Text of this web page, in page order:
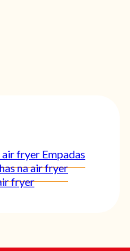
air fryer Empadas
na air fryer
fryer